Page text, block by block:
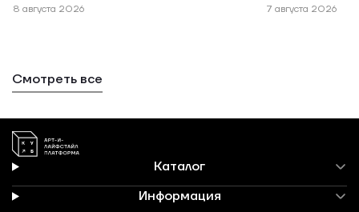
8 августа 2026 7 августа 2026
Смотреть все
Каталог
Информация